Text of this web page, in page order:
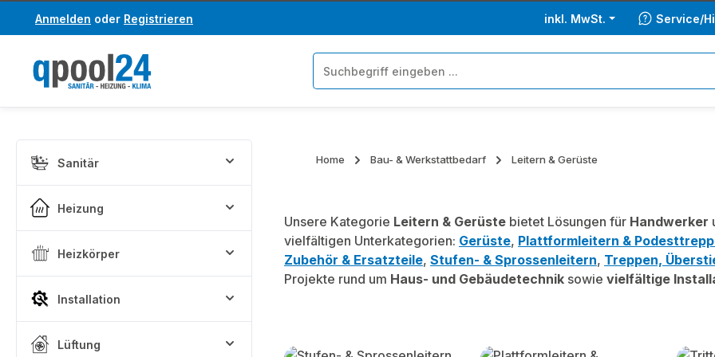
Hauptinhalt springen
Zur Suche springen
Anmelden oder Registrieren inkl. MwSt. Service/
Sanitär
Heizung
Heizkörper
Installation
Lüftung
Home Bau- & Werkstattbedarf Leitern & Gerüste
Unsere Kategorie Leitern & Gerüste bietet Lösungen für Handwerker
vielfältigen Unterkategorien: Gerüste, Plattformleitern &
Zubehör & Ersatzteile, Stufen- & Sprossenleitern, Treppen,
Projekte rund um Haus- und Gebäudetechnik sowie vielfältige